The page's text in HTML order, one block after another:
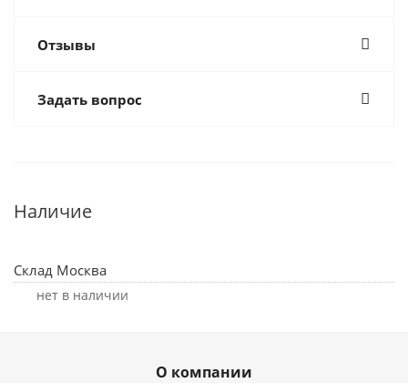
Отзывы
Задать вопрос
Наличие
Склад Москва
Нет в наличии
О компании